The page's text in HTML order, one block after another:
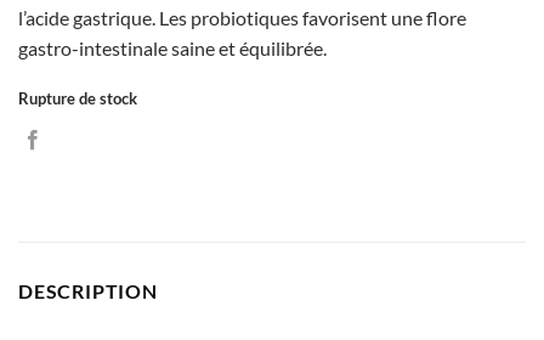
l’acide gastrique. Les probiotiques favorisent une flore
gastro-intestinale saine et équilibrée.
Rupture de stock
DESCRIPTION